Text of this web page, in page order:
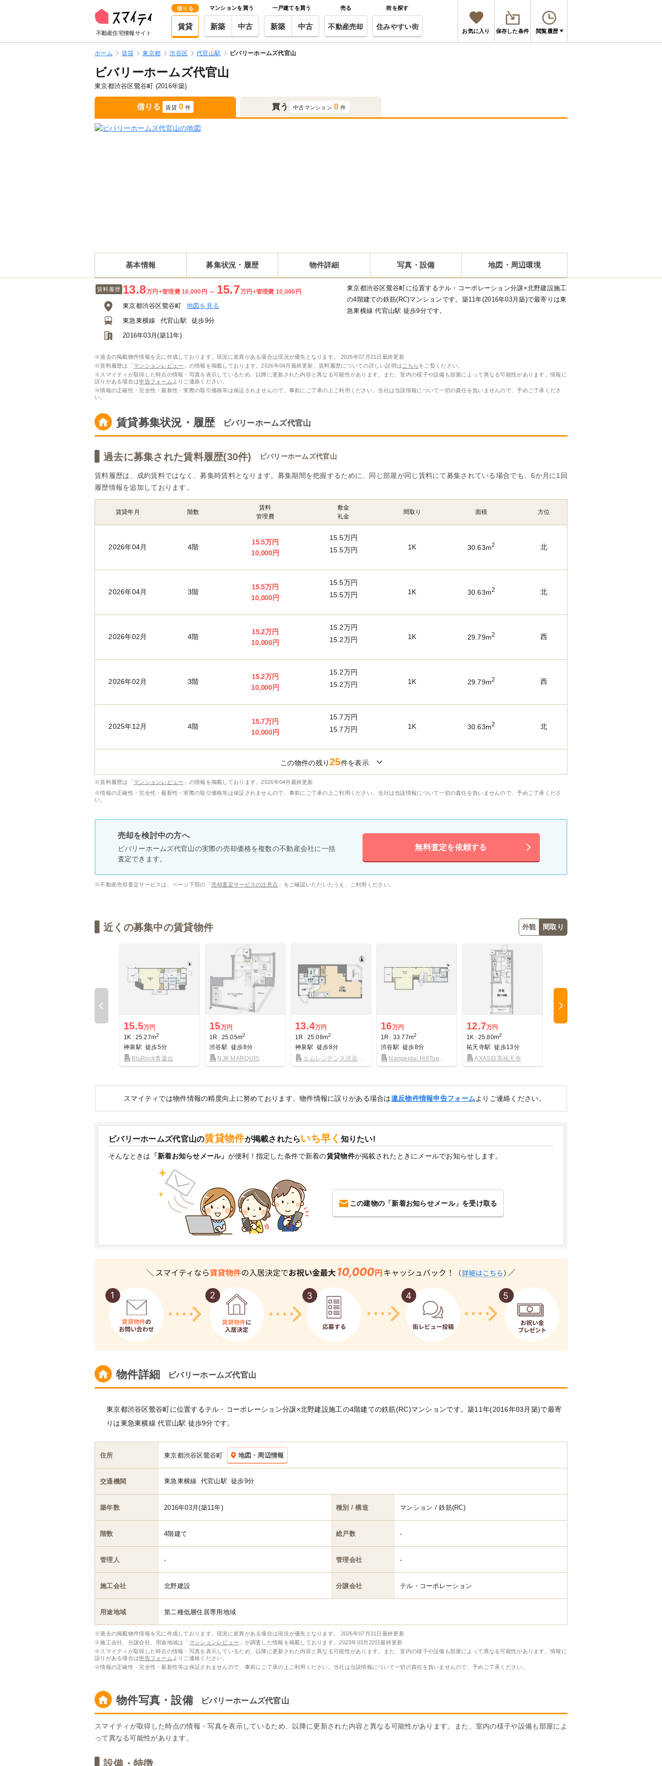
不動産住宅情報サイト
借りる
賃貸
マンションを買う
新築 中古
一戸建てを買う
新築 中古
売る
不動産売却
街を探す
住みやすい街
お気に入り 保存した条件 閲覧履歴
ホーム 賃貸 東京都 渋谷区 代官山駅 ビバリーホームズ代官山
ビバリーホームズ代官山
東京都渋谷区鶯谷町 (2016年築)
借りる 賃貸 0 件 買う 中古マンション 0 件
基本情報 募集状況・履歴 物件詳細 写真・設備 地図・周辺環境
賃料履歴 13.8万円 +管理費 10,000円 ～ 15.7万円 +管理費 10,000円
東京都渋谷区鶯谷町
地図を見る
東急東横線
代官山駅
徒歩9分
2016年03月(築11年)
東京都渋谷区鶯谷町に位置するテル・コーポレーション分譲×北野建設施工
の4階建ての鉄筋(RC)マンションです。築11年(2016年03月築)で最寄りは東
急東横線 代官山駅 徒歩9分です。
※過去の掲載物件情報を元に作成しております。現況に差異がある場合は現況が優先となります。 2026年07月21日最終更新
※賃料履歴は「マンションレビュー 」の情報を掲載しております。2026年04月最終更新。賃料履歴についての詳しい説明は こちらをご覧ください。
※スマイティが取得した時点の情報・写真を表示しているため、以降に更新された内容と異なる可能性があります。また、室内の様子や設備も部屋によって異なる可能性があります。情報に
誤りがある場合は申告フォーム よりご連絡ください。
※情報の正確性・完全性・最新性・実際の取引価格等は保証されませんので、事前にご了承の上ご利用ください。当社は当該情報について一切の責任を負いませんので、予めご了承くださ
い。
賃貸募集状況・履歴 ビバリーホームズ代官山
過去に募集された賃料履歴(30件) ビバリーホームズ代官山
賃料履歴は、成約賃料ではなく、募集時賃料となります。募集期間を把握するために、同じ部屋が同じ賃料にて募集されている場合でも、6か月に1回
履歴情報を追加しております。
賃貸年月 階数
賃料
管理費
敷金
礼金
間取り 面積 方位
2026年04月 4階
15.5万円
10,000円
15.5万円
15.5万円
1K 30.63m2 北
2026年04月 3階
15.5万円
10,000円
15.5万円
15.5万円
1K 30.63m2 北
2026年02月 4階
15.2万円
10,000円
15.2万円
15.2万円
1K 29.79m2 西
2026年02月 3階
15.2万円
10,000円
15.2万円
15.2万円
1K 29.79m2 西
2025年12月 4階
15.7万円
10,000円
15.7万円
15.7万円
1K 30.63m2 北
この物件の残り25件を表示
※賃料履歴は「マンションレビュー 」の情報を掲載しております。2026年04月最終更新
※情報の正確性・完全性・最新性・実際の取引価格等は保証されませんので、事前にご了承の上ご利用ください。当社は当該情報について一切の責任を負いませんので、予めご了承くださ
い。
売却を検討中の方へ
ビバリーホームズ代官山の実際の売却価格を複数の不動産会社に一括
査定できます。
無料査定を依頼する
※不動産売却査定サービスは、ページ下部の「売却査定サービスの注意点 」をご確認いただいたうえ、ご利用ください。
近くの募集中の賃貸物件 外観 間取り
15.5万円
1K
25.27m2
神泉駅 徒歩5分
BluRock青葉台
15万円
1R
25.05m2
渋谷駅 徒歩8分
NJK MARQUIS
13.4万円
1R
25.08m2
神泉駅 徒歩8分
エムレジデンス渋谷神
16万円
1R
33.77m2
渋谷駅 徒歩8分
Nanpeidai HillTop
12.7万円
1K
25.80m2
祐天寺駅
徒歩13分
AXAS目黒祐天寺
14.9
スマイティでは物件情報の精度向上に努めております。物件情報に誤りがある場合は違反物件情報申告フォームよりご連絡ください。
ビバリーホームズ代官山の賃貸物件が掲載されたらいち早く 知りたい!
そんなときは 「新着お知らせメール」 が便利！指定した条件で新着の賃貸物件が掲載されたときにメールでお知らせします。
この建物の「新着お知らせメール」を受け取る
物件詳細 ビバリーホームズ代官山
東京都渋谷区鶯谷町に位置するテル・コーポレーション分譲×北野建設施工の4階建ての鉄筋(RC)マンションです。築11年(2016年03月築)で最寄
りは東急東横線 代官山駅 徒歩9分です。
住所 東京都渋谷区鶯谷町 地図・周辺情報
交通機関 東急東横線 代官山駅 徒歩9分
築年数 2016年03月(築11年) 種別 / 構造 マンション / 鉄筋(RC)
階数 4階建て 総戸数 -
管理人 - 管理会社 -
施工会社 北野建設 分譲会社 テル・コーポレーション
用途地域 第二種低層住居専用地域
※過去の掲載物件情報を元に作成しております。現況に差異がある場合は現況が優先となります。 2026年07月21日最終更新
※施工会社、分譲会社、用途地域は「 マンションレビュー 」が調査した情報を掲載しております。2023年03月22日最終更新
※スマイティが取得した時点の情報・写真を表示しているため、以降に更新された内容と異なる可能性があります。また、室内の様子や設備も部屋によって異なる可能性があります。情報に
誤りがある場合は申告フォーム よりご連絡ください。
※情報の正確性・完全性・最新性等は保証されませんので、事前にご了承の上ご利用ください。当社は当該情報について一切の責任を負いませんので、予めご了承ください。
物件写真・設備 ビバリーホームズ代官山
スマイティが取得した時点の情報・写真を表示しているため、以降に更新された内容と異なる可能性があります。また、室内の様子や設備も部屋によ
って異なる可能性があります。
設備・特徴